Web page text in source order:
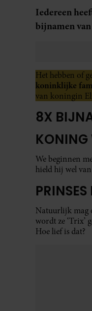
Iedereen
bijnamen
Het hebben of
koninklijke
van koningin
8X
KONING
We beginnen
hield hij wel
Natuurlijk mag
wordt ze ‘Trix’
Hoe lief is dat?